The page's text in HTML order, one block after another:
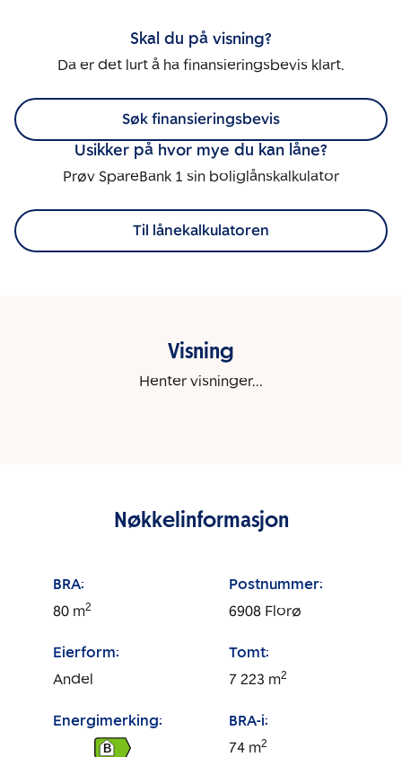
Skal du på visning?
Da er det lurt å ha finansieringsbevis klart.
Søk finansieringsbevis
Usikker på hvor mye du kan låne?
Prøv SpareBank 1 sin boliglånskalkulator
Til lånekalkulatoren
Visning
Henter visninger...
Nøkkelinformasjon
BRA:
80 m2
Postnummer:
6908 Florø
Eierform:
Andel
Tomt:
7 223 m2
Energimerking:
B
BRA-i:
74 m2